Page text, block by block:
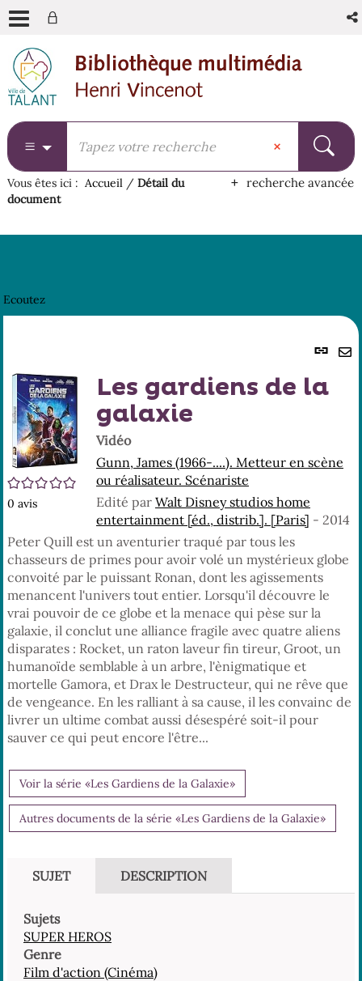
menu
contenu
recherche
recherche avancée
Vous êtes ici : Accueil / Détail du
document
Ecoutez
/5
0 avis
Les gardiens de la
galaxie
Vidéo
Gunn, James (1966-....). Metteur en scène
ou réalisateur. Scénariste
Edité par Walt Disney studios home
entertainment [éd., distrib.]. [Paris] - 2014
Peter Quill est un aventurier traqué par tous les
chasseurs de primes pour avoir volé un mystérieux globe
convoité par le puissant Ronan, dont les agissements
menancent l'univers tout entier. Lorsqu'il découvre le
vrai pouvoir de ce globe et la menace qui pèse sur la
galaxie, il conclut une alliance fragile avec quatre aliens
disparates : Rocket, un raton laveur fin tireur, Groot, un
humanoïde semblable à un arbre, l'ènigmatique et
mortelle Gamora, et Drax le Destructeur, qui ne rêve que
de vengeance. En les ralliant à sa cause, il les convainc de
livrer un ultime combat aussi désespéré soit-il pour
sauver ce qui peut encore l'être...
Voir la série «Les Gardiens de la Galaxie»
Autres documents de la série «Les Gardiens de la Galaxie»
SUJET DESCRIPTION
Sujets
SUPER HEROS
Genre
Film d'action (Cinéma)